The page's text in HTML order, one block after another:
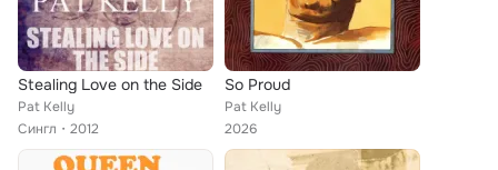
Stealing Love on the Side
Pat Kelly
Сингл
2012
So Proud
Pat Kelly
2026